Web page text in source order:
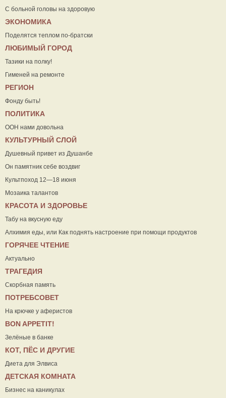
С больной головы на здоровую
ЭКОНОМИКА
Поделятся теплом по-братски
ЛЮБИМЫЙ ГОРОД
Тазики на полку!
Гименей на ремонте
РЕГИОН
Фонду быть!
ПОЛИТИКА
ООН нами довольна
КУЛЬТУРНЫЙ СЛОЙ
Душевный привет из Душанбе
Он памятник себе воздвиг
Культпоход 12—18 июня
Мозаика талантов
КРАСОТА И ЗДОРОВЬЕ
Табу на вкусную еду
Алхимия еды, или Как поднять настроение при помощи продуктов
ГОРЯЧЕЕ ЧТЕНИЕ
Актуально
ТРАГЕДИЯ
Скорбная память
ПОТРЕБСОВЕТ
На крючке у аферистов
ВON APPETIT!
Зелёные в банке
КОТ, ПЁС И ДРУГИЕ
Диета для Элвиса
ДЕТСКАЯ КОМНАТА
Бизнес на каникулах